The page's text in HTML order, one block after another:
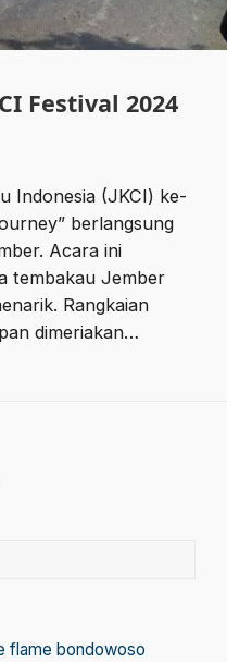
Festival 2024
Indonesia (JKCI) ke-
berlangsung
Acara ini
tembakau Jember
Rangkaian
dimeriakan…
flame bondowoso